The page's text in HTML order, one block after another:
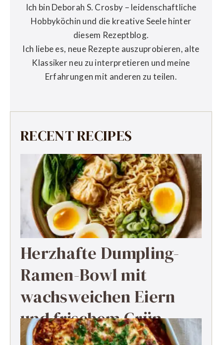
Ich bin Deborah S. Crosby – leidenschaftliche
Hobbyköchin und die kreative Seele hinter
diesem Rezeptblog.
Ich liebe es, neue Rezepte auszuprobieren, alte
Klassiker neu zu interpretieren und meine
Erfahrungen mit anderen zu teilen.
RECENT RECIPES
Herzhafte Dumpling-
Ramen-Bowl mit
wachsweichen Eiern
und frischem Grün